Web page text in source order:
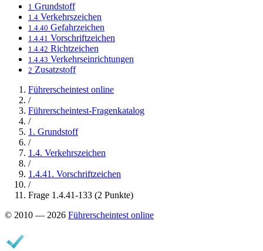
1 Grundstoff
1.4 Verkehrszeichen
1.4.40 Gefahrzeichen
1.4.41 Vorschriftzeichen
1.4.42 Richtzeichen
1.4.43 Verkehrseinrichtungen
2 Zusatzstoff
Führerscheintest online
/
Führerscheintest-Fragenkatalog
/
1. Grundstoff
/
1.4. Verkehrszeichen
/
1.4.41. Vorschriftzeichen
/
Frage 1.4.41-133 (2 Punkte)
© 2010 — 2026 Führerscheintest online